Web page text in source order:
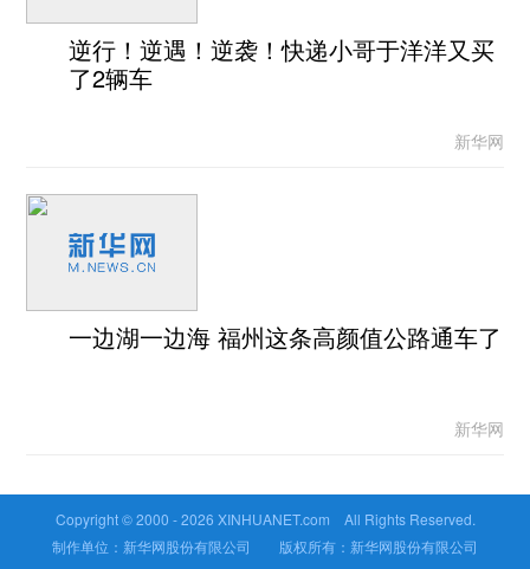
逆行！逆遇！逆袭！快递小哥于洋洋又买
了2辆车
新华网
一边湖一边海 福州这条高颜值公路通车了
新华网
Copyright © 2000 -2026 XINHUANET.com All Rights Reserved.
制作单位：新华网股份有限公司 版权所有：新华网股份有限公司